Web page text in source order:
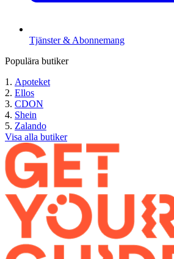
Tjänster & Abonnemang
Populära butiker
Apoteket
Ellos
CDON
Shein
Zalando
Visa alla butiker